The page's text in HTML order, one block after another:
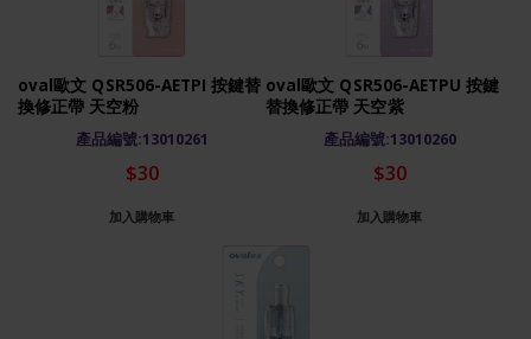
oval歐文 QSR506-AETPI 按鍵替
換修正帶 天空粉
產品編號:13010261
$30
加入購物車
oval歐文 QSR506-AETPU 按鍵
替換修正帶 天空紫
產品編號:13010260
$30
加入購物車